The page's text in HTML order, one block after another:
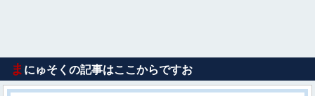
ま にゅそくの記事はここからですお